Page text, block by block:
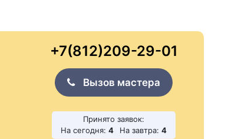
+7(812)209-29-01
Вызов мастера
Принято заявок:
На сегодня: 4 На завтра: 4